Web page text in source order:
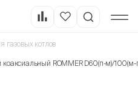
газовых котлов
ROMMER D60(п-м)/